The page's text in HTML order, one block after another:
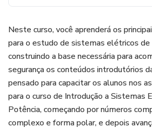
Neste curso, você aprenderá os
para o estudo de sistemas elétricos de
construindo a base necessária para
segurança os conteúdos introdutórios
pensado para capacitar os alunos nos
para o curso de Introdução a Sistemas
Potência, começando por números
complexo e forma polar, e depois